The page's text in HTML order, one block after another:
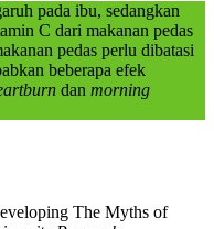
pada ibu, sedangkan
C dari makanan pedas
pedas perlu dibatasi
beberapa efek
dan morning
The Myths of